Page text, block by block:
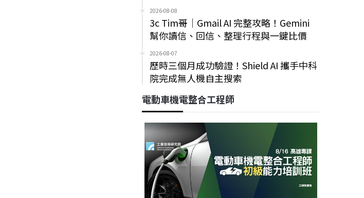
2026-08-08
3c Tim哥｜Gmail AI 完整攻略！Gemini
幫你讀信、回信、整理行程與一鍵比價
2026-08-07
歷時三個月成功驗證！Shield AI 攜手中科
院完成無人機自主搜索
電動車機電整合工程師